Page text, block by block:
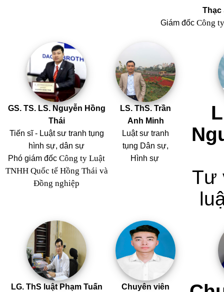
Thạc
Giám đốc Công
GS. TS. LS. Nguyễn Hồng
Thái
Tiến sĩ - Luật sư tranh tụng
hình sự, dân sự
Phó giám đốc Công ty Luật
TNHH Quốc tế Hồng Thái và
Đồng nghiệp
LS. ThS. Trần
Anh Minh
Luật sư tranh
tụng Dân sự,
Hình sự
Tư
LG. ThS luật Phạm Tuấn
Chuyên viên